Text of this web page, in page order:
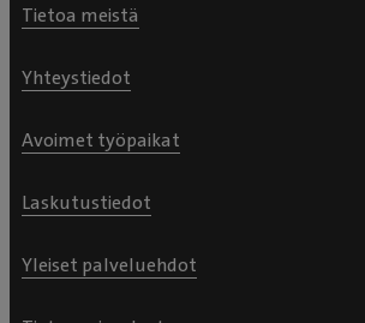
Tietoa meistä
Yhteystiedot
Avoimet työpaikat
Laskutustiedot
Yleiset palveluehdot